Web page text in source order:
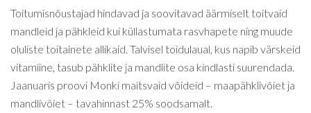
Toitumisnõustajad hindavad ja soovitavad äärmiselt toitvaid
mandleid ja pähkleid kui küllastumata rasvhapete ning muude
oluliste toitainete allikaid. Talvisel toidulaual, kus napib värskeid
vitamiine, tasub pähklite ja mandlite osa kindlasti suurendada.
Jaanuaris proovi Monki maitsvaid võideid – maapähklivõiet ja
mandlivõiet – tavahinnast 25% soodsamalt.